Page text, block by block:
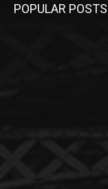
POPULAR POSTS